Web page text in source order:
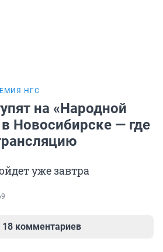
НГС
на «Народной
Новосибирске — где
уже завтра
18 комментариев